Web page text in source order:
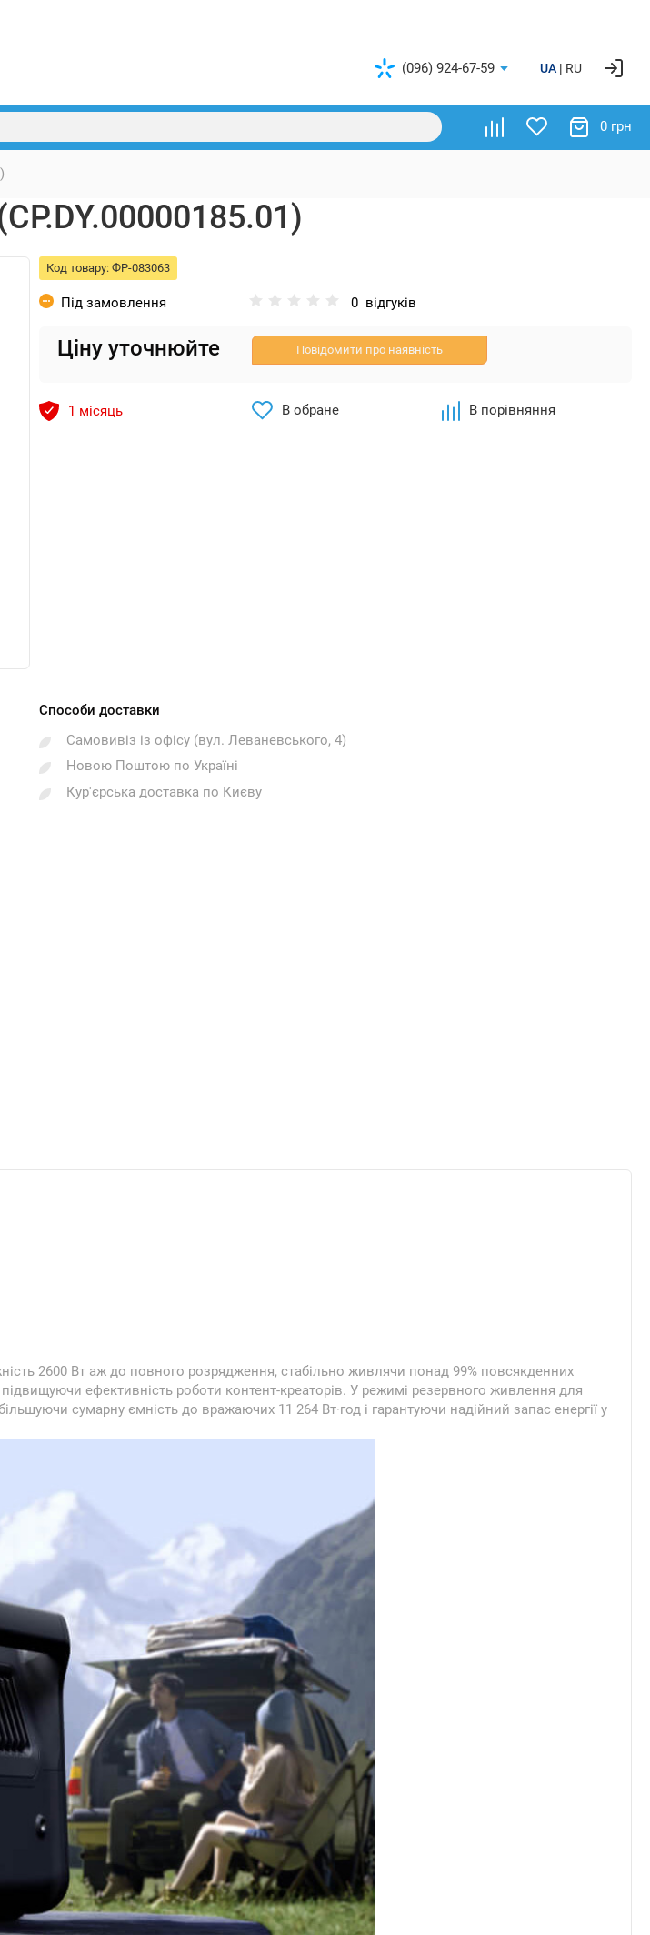
(096) 924-67-59 UA RU
0 грн
Код товару: ФР-083063
Під замовлення 0 відгуків
Ціну уточнюйте Повідомити про наявність
1 місяць В обране В порівняння
Способи доставки
Самовивіз із офісу (вул. Леваневського, 4)
Новою Поштою по Україні
Кур'єрська доставка по Києву
2600 Вт аж до повного розрядження, стабільно живлячи понад 99% повсякденних
ефективність роботи контент-креаторів. У режимі резервного живлення для
сумарну ємність до вражаючих 11 264 Вт·год і гарантуючи надійний запас енергії у